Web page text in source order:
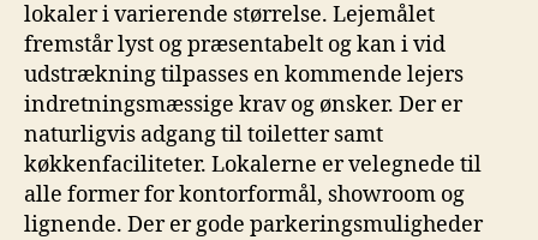
lokaler i varierende størrelse. Lejemålet
fremstår lyst og præsentabelt og kan i vid
udstrækning tilpasses en kommende lejers
indretningsmæssige krav og ønsker. Der er
naturligvis adgang til toiletter samt
køkkenfaciliteter. Lokalerne er velegnede til
alle former for kontorformål, showroom og
lignende. Der er gode parkeringsmuligheder